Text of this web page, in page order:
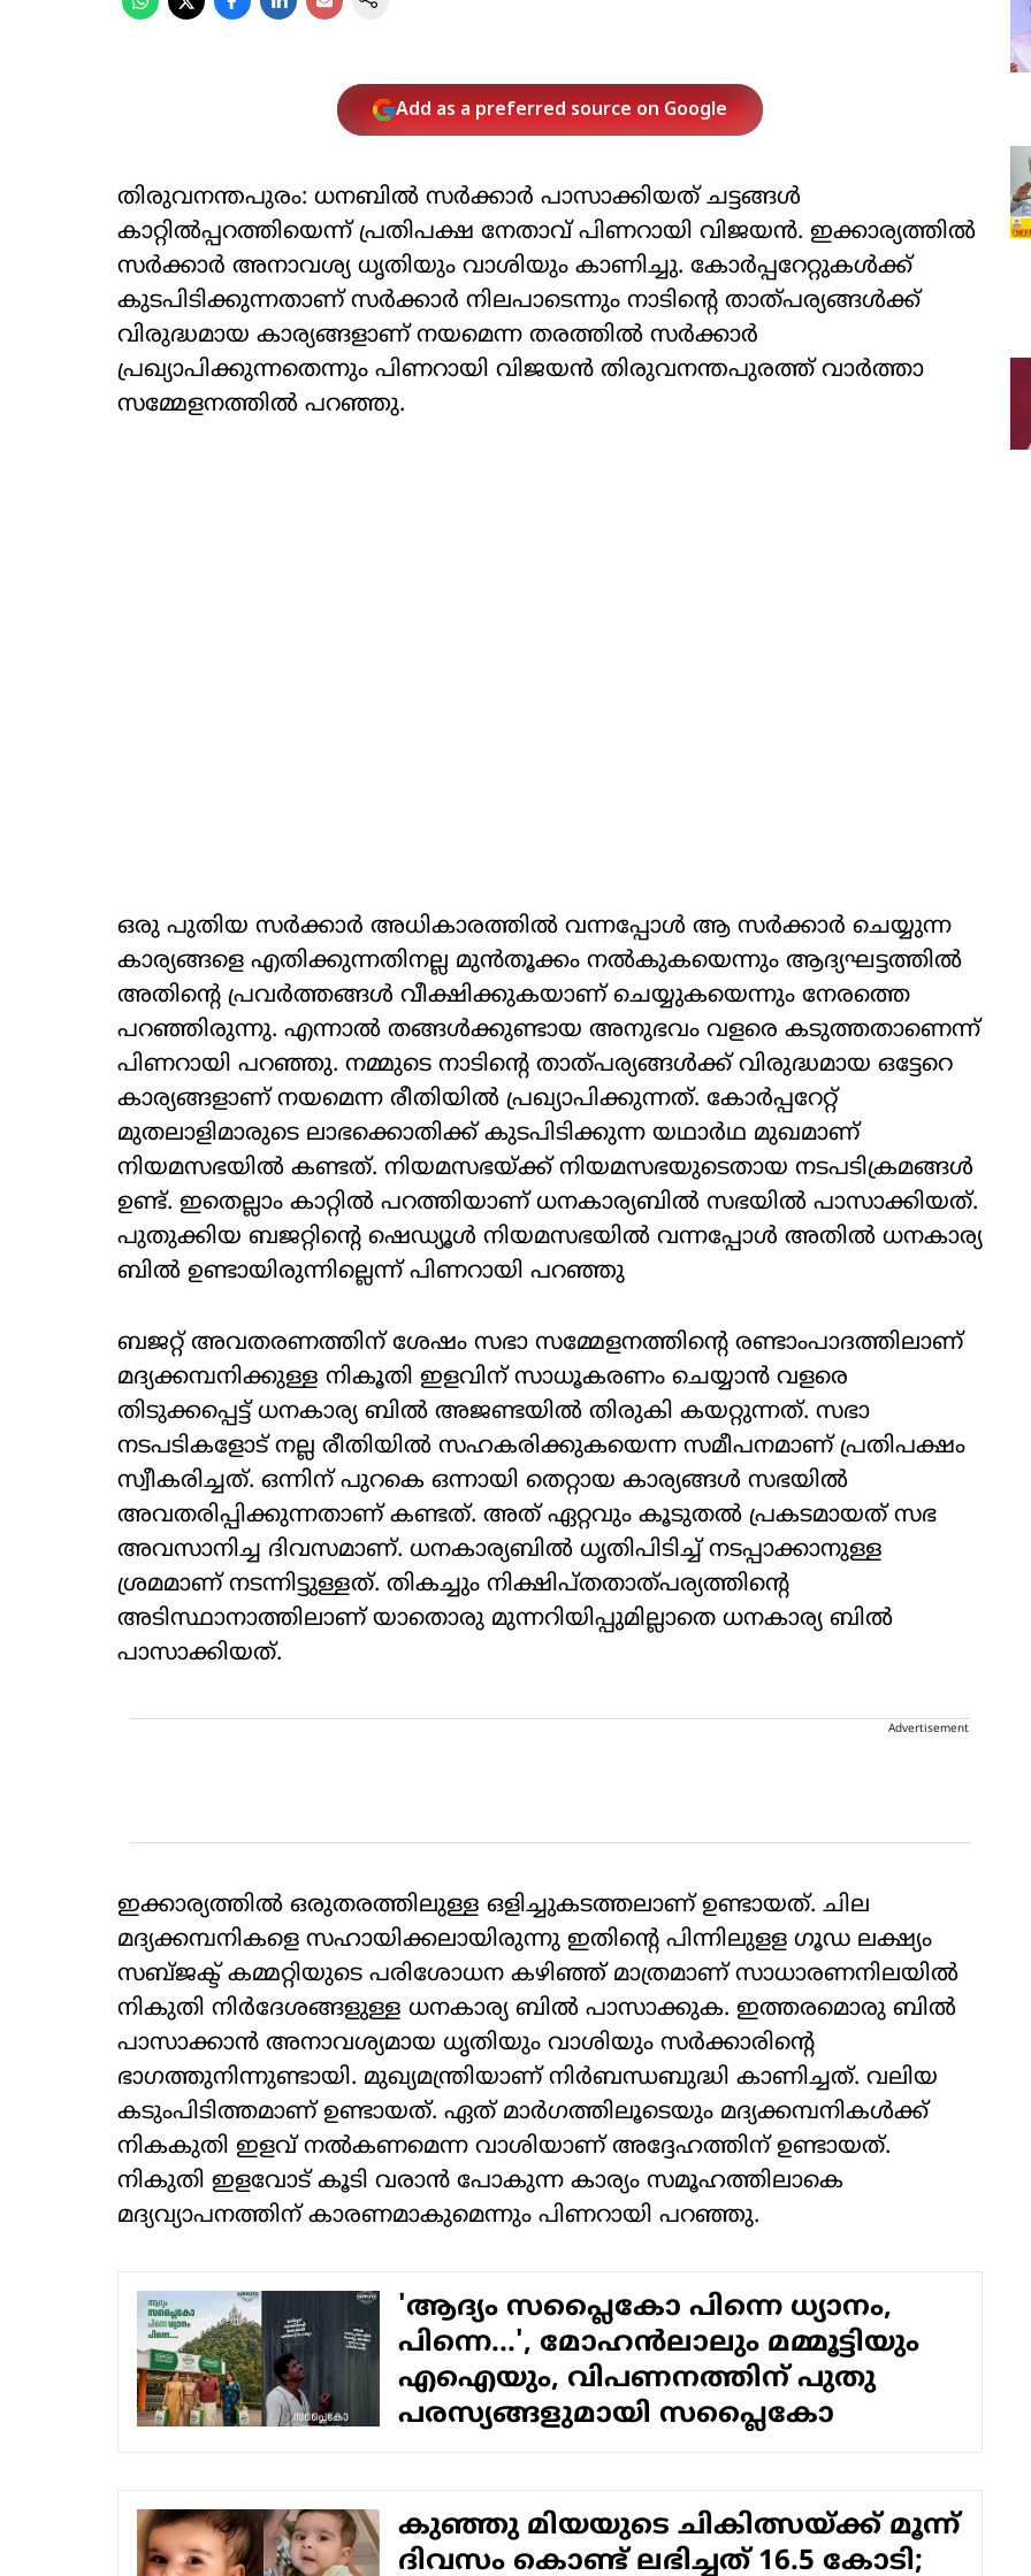
Add as a preferred source on Google
തിരുവനന്തപുരം: ധനബില്‍ സര്‍ക്കാര്‍ പാസാക്കിയത് ചട്ടങ്ങള്‍
കാറ്റില്‍പ്പറത്തിയെന്ന് പ്രതിപക്ഷ നേതാവ് പിണറായി വിജയന്‍. ഇക്കാര്യത്തില്‍
സര്‍ക്കാര്‍ അനാവശ്യ ധൃതിയും വാശിയും കാണിച്ചു. കോര്‍പ്പറേറ്റുകള്‍ക്ക്
കുടപിടിക്കുന്നതാണ് സര്‍ക്കാര്‍ നിലപാടെന്നും നാടിന്റെ താത്പര്യങ്ങള്‍ക്ക്
വിരുദ്ധമായ കാര്യങ്ങളാണ് നയമെന്ന തരത്തില്‍ സര്‍ക്കാര്‍
പ്രഖ്യാപിക്കുന്നതെന്നും പിണറായി വിജയന്‍ തിരുവനന്തപുരത്ത് വാര്‍ത്താ
സമ്മേളനത്തില്‍ പറഞ്ഞു.
ഒരു പുതിയ സര്‍ക്കാര്‍ അധികാരത്തില്‍ വന്നപ്പോള്‍ ആ സര്‍ക്കാര്‍ ചെയ്യുന്ന
കാര്യങ്ങളെ എതിക്കുന്നതിനല്ല മുന്‍തൂക്കം നല്‍കുകയെന്നും ആദ്യഘട്ടത്തില്‍
അതിന്റെ പ്രവര്‍ത്തങ്ങള്‍ വീക്ഷിക്കുകയാണ് ചെയ്യുകയെന്നും നേരത്തെ
പറഞ്ഞിരുന്നു. എന്നാല്‍ തങ്ങള്‍ക്കുണ്ടായ അനുഭവം വളരെ കടുത്തതാണെന്ന്
പിണറായി പറഞ്ഞു. നമ്മുടെ നാടിന്റെ താത്പര്യങ്ങള്‍ക്ക് വിരുദ്ധമായ ഒട്ടേറെ
കാര്യങ്ങളാണ് നയമെന്ന രീതിയില്‍ പ്രഖ്യാപിക്കുന്നത്. കോര്‍പ്പറേറ്റ്
മുതലാളിമാരുടെ ലാഭക്കൊതിക്ക് കുടപിടിക്കുന്ന യഥാര്‍ഥ മുഖമാണ്
നിയമസഭയില്‍ കണ്ടത്. നിയമസഭയ്ക്ക് നിയമസഭയുടെതായ നടപടിക്രമങ്ങള്‍
ഉണ്ട്. ഇതെല്ലാം കാറ്റില്‍ പറത്തിയാണ് ധനകാര്യബില്‍ സഭയില്‍ പാസാക്കിയത്.
പുതുക്കിയ ബജറ്റിന്റെ ഷെഡ്യൂള്‍ നിയമസഭയില്‍ വന്നപ്പോള്‍ അതില്‍ ധനകാര്യ
ബില്‍ ഉണ്ടായിരുന്നില്ലെന്ന് പിണറായി പറഞ്ഞു
ബജറ്റ് അവതരണത്തിന് ശേഷം സഭാ സമ്മേളനത്തിന്റെ രണ്ടാംപാദത്തിലാണ്
മദ്യക്കമ്പനിക്കുള്ള നികൂതി ഇളവിന് സാധൂകരണം ചെയ്യാന്‍ വളരെ
തിടുക്കപ്പെട്ട് ധനകാര്യ ബില്‍ അജണ്ടയില്‍ തിരുകി കയറ്റുന്നത്. സഭാ
നടപടികളോട് നല്ല രീതിയില്‍ സഹകരിക്കുകയെന്ന സമീപനമാണ് പ്രതിപക്ഷം
സ്വീകരിച്ചത്. ഒന്നിന് പുറകെ ഒന്നായി തെറ്റായ കാര്യങ്ങള്‍ സഭയില്‍
അവതരിപ്പിക്കുന്നതാണ് കണ്ടത്. അത് ഏറ്റവും കൂടുതല്‍ പ്രകടമായത് സഭ
അവസാനിച്ച ദിവസമാണ്. ധനകാര്യബില്‍ ധൃതിപിടിച്ച് നടപ്പാക്കാനുള്ള
ശ്രമമാണ് നടന്നിട്ടുള്ളത്. തികച്ചും നിക്ഷിപ്തതാത്പര്യത്തിന്റെ
അടിസ്ഥാനാത്തിലാണ് യാതൊരു മുന്നറിയിപ്പുമില്ലാതെ ധനകാര്യ ബില്‍
പാസാക്കിയത്.
Advertisement
ഇക്കാര്യത്തില്‍ ഒരുതരത്തിലുള്ള ഒളിച്ചുകടത്തലാണ് ഉണ്ടായത്. ചില
മദ്യക്കമ്പനികളെ സഹായിക്കലായിരുന്നു ഇതിന്റെ പിന്നിലുളള ഗൂഡ ലക്ഷ്യം
സബ്ജക്ട് കമ്മറ്റിയുടെ പരിശോധന കഴിഞ്ഞ് മാത്രമാണ് സാധാരണനിലയില്‍
നികുതി നിര്‍ദേശങ്ങളുള്ള ധനകാര്യ ബില്‍ പാസാക്കുക. ഇത്തരമൊരു ബില്‍
പാസാക്കാന്‍ അനാവശ്യമായ ധൃതിയും വാശിയും സര്‍ക്കാരിന്റെ
ഭാഗത്തുനിന്നുണ്ടായി. മുഖ്യമന്ത്രിയാണ് നിര്‍ബന്ധബുദ്ധി കാണിച്ചത്. വലിയ
കടുംപിടിത്തമാണ് ഉണ്ടായത്. ഏത് മാര്‍ഗത്തിലൂടെയും മദ്യക്കമ്പനികള്‍ക്ക്
നികകുതി ഇളവ് നല്‍കണമെന്ന വാശിയാണ് അദ്ദേഹത്തിന് ഉണ്ടായത്.
നികുതി ഇളവോട് കൂടി വരാന്‍ പോകുന്ന കാര്യം സമൂഹത്തിലാകെ
മദ്യവ്യാപനത്തിന് കാരണമാകുമെന്നും പിണറായി പറഞ്ഞു.
'ആദ്യം സപ്ലൈകോ പിന്നെ ധ്യാനം,
പിന്നെ...', മോഹന്‍ലാലും മമ്മൂട്ടിയും
എഐയും, വിപണനത്തിന് പുതു
പരസ്യങ്ങളുമായി സപ്ലൈകോ
കുഞ്ഞു മിയയുടെ ചികിത്സയ്ക്ക് മൂന്ന്
ദിവസം കൊണ്ട് ലഭിച്ചത് 16.5 കോടി;